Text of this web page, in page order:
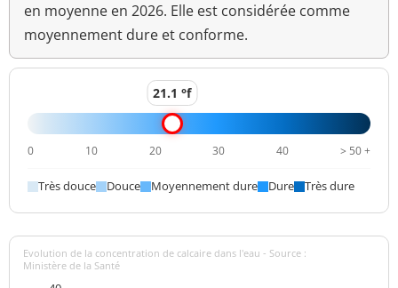
Bact. aér. revivifiables
à 36°-44h
<1 n/mL
86 mg/L
Ammonium (en NH4) <0,050 mg/L <=0,1 mg/L
>=6,5 et <=9
Aucun
anormal
Sulfates
en moyenne en 2026. Elle est considérée comme
moyennement dure et conforme.
21.1 °f
0 10 20 30 40 > 50 +
Très douce Douce Moyennement dure Dure Très dure
Evolution de la concentration de calcaire dans l'eau - Source :
Ministère de la Santé